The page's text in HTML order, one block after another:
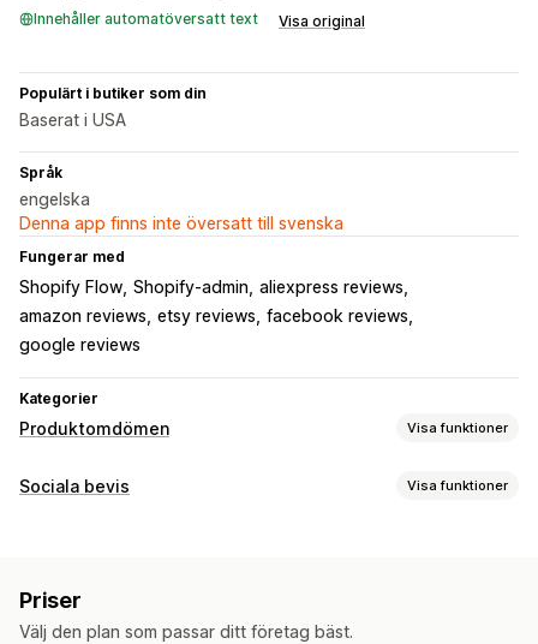
Innehåller automatöversatt text Visa original
Populärt i butiker som din
Baserat i USA
Språk
engelska
Denna app finns inte översatt till svenska
Fungerar med
Shopify Flow Shopify-admin aliexpress reviews
amazon reviews etsy reviews facebook reviews
google reviews
Kategorier
Produktomdömen Visa funktioner
Visningsalternativ
Metoder för insamling av recensioner
Sociala bevis Visa funktioner
Priser
Välj den plan som passar ditt företag bäst.